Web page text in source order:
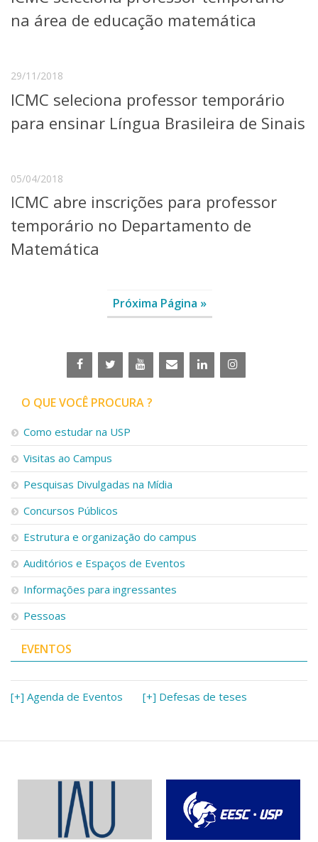
na área de educação matemática
29/11/2018
ICMC seleciona professor temporário
para ensinar Língua Brasileira de Sinais
05/04/2018
ICMC abre inscrições para professor
temporário no Departamento de
Matemática
Próxima Página »
O QUE VOCÊ PROCURA ?
Como estudar na USP
Visitas ao Campus
Pesquisas Divulgadas na Mídia
Concursos Públicos
Estrutura e organização do campus
Auditórios e Espaços de Eventos
Informações para ingressantes
Pessoas
EVENTOS
[+] Agenda de Eventos [+] Defesas de teses